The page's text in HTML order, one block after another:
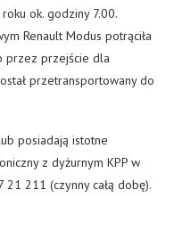
ok. godziny 7.00.
Renault Modus potrąciła
przez przejście dla
przetransportowany do
posiadają istotne
z dyżurnym KPP w
211 (czynny całą dobę).